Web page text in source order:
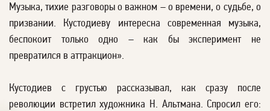
Музыка, тихие разговоры о важном – о времени, о судьбе, о
призвании. Кустодиеву интересна современная музыка,
беспокоит только одно – как бы эксперимент не
превратился в аттракцион».
Кустодиев с грустью рассказывал, как сразу после
революции встретил художника Н. Альтмана. Спросил его: